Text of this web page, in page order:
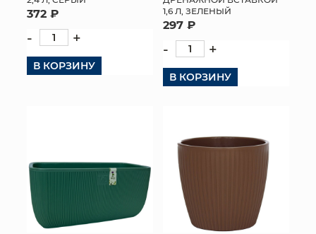
372 ₽
- +
В КОРЗИНУ
1,6 Л, ЗЕЛЕНЫЙ
297 ₽
- +
В КОРЗИНУ